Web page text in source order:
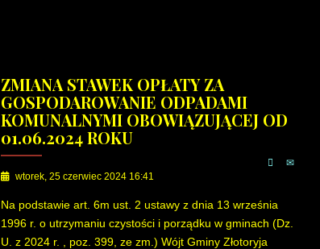
ZMIANA STAWEK OPŁATY ZA
GOSPODAROWANIE ODPADAMI
KOMUNALNYMI OBOWIĄZUJĄCEJ OD
01.06.2024 ROKU
wtorek, 25 czerwiec 2024 16:41
Na podstawie art. 6m ust. 2 ustawy z dnia 13 września
1996 r. o utrzymaniu czystości i porządku w gminach (Dz.
U. z 2024 r. , poz. 399, ze zm.) Wójt Gminy Złotoryja